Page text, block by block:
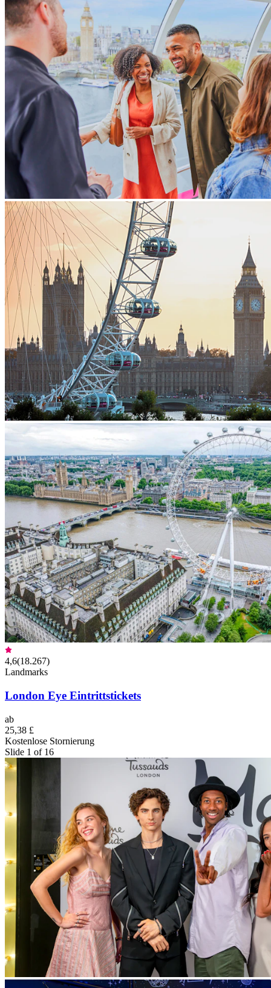
4,6(18.267)
Landmarks
London Eye Eintrittstickets
ab
25,38 £
Kostenlose Stornierung
Slide 1 of 16